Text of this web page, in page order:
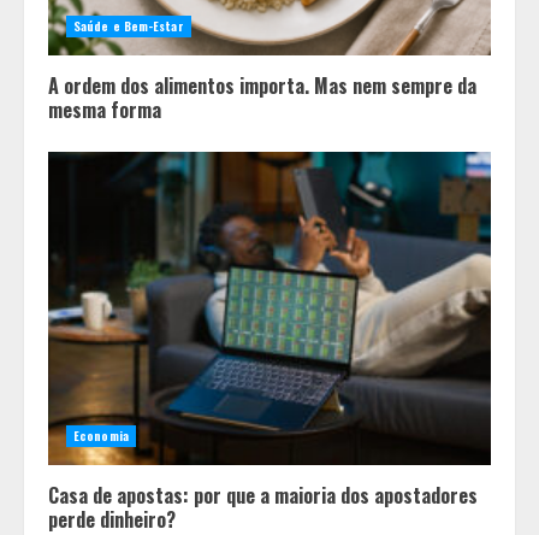
Saúde e Bem-Estar
A ordem dos alimentos importa. Mas nem sempre da
mesma forma
Economia
Casa de apostas: por que a maioria dos apostadores
perde dinheiro?